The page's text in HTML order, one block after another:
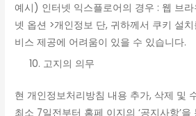
예시) 인터넷 익스플로어의 경우 : 웹 브
넷 옵션 >개인정보 단, 귀하께서 쿠키 설
비스 제공에 어려움이 있을 수 있습니다.
고지의 의무
현 개인정보처리방침 내용 추가, 삭제 및
최소 7일전부터 홈페 이지의 ‘공지사항’